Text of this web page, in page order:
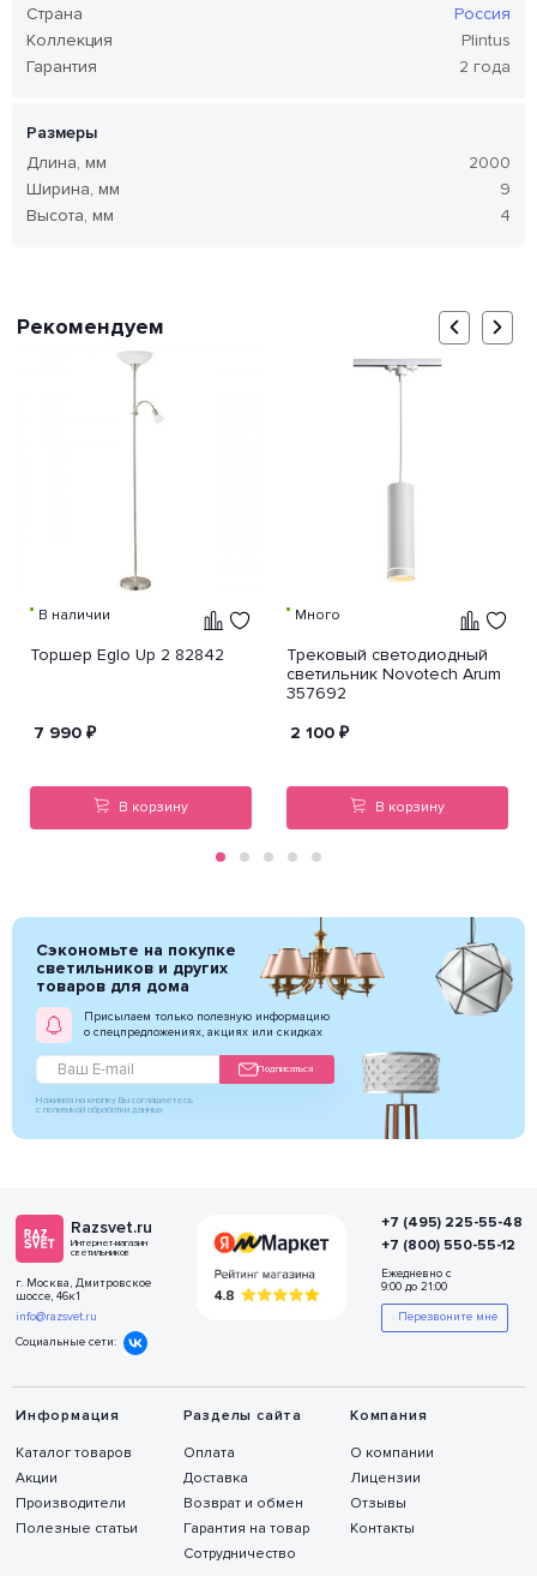
Страна
Россия
Коллекция
Plintus
Гарантия
2 года
Размеры
Длина, мм
2000
Ширина, мм
9
Высота, мм
4
Рекомендуем
В наличии
Торшер Eglo Up 2 82842
7 990 ₽
В корзину
Много
Трековый светодиодный
светильник Novotech Arum
357692
2 100 ₽
В корзину
Сэкономьте на покупке
светильников и других
товаров для дома
Присылаем только полезную информацию
о спецпредложениях, акциях или скидках
Подписаться
Нажимая на кнопку Вы соглашаетесь
с политикой обработки данных
Razsvet.ru
Интернет-магазин
светильников
г. Москва, Дмитровское
шоссе, 46к1
info@razsvet.ru
Социальные сети:
Информация
Каталог товаров
Акции
Производители
Полезные статьи
Разделы сайта
Оплата
Доставка
Возврат и обмен
Гарантия на товар
Сотрудничество
Компания
О компании
Лицензии
Отзывы
Контакты
+7 (495) 225-55-48
+7 (800) 550-55-12
Ежедневно с
9:00 до 21:00
Перезвоните мне